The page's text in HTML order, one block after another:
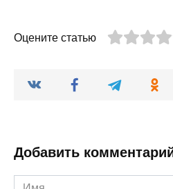
Оцените статью
Добавить
Имя